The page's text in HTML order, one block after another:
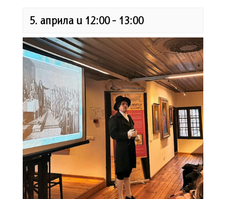
5. априла u 12:00- 13:00